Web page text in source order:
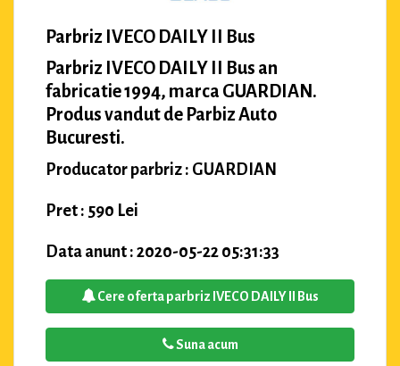
Parbriz IVECO DAILY II Bus
Parbriz IVECO DAILY II Bus an
fabricatie 1994, marca GUARDIAN.
Produs vandut de Parbiz Auto
Bucuresti.
Producator parbriz : GUARDIAN
Pret : 590 Lei
Data anunt : 2020-05-22 05:31:33
Cere oferta parbriz IVECO DAILY II Bus
Suna acum